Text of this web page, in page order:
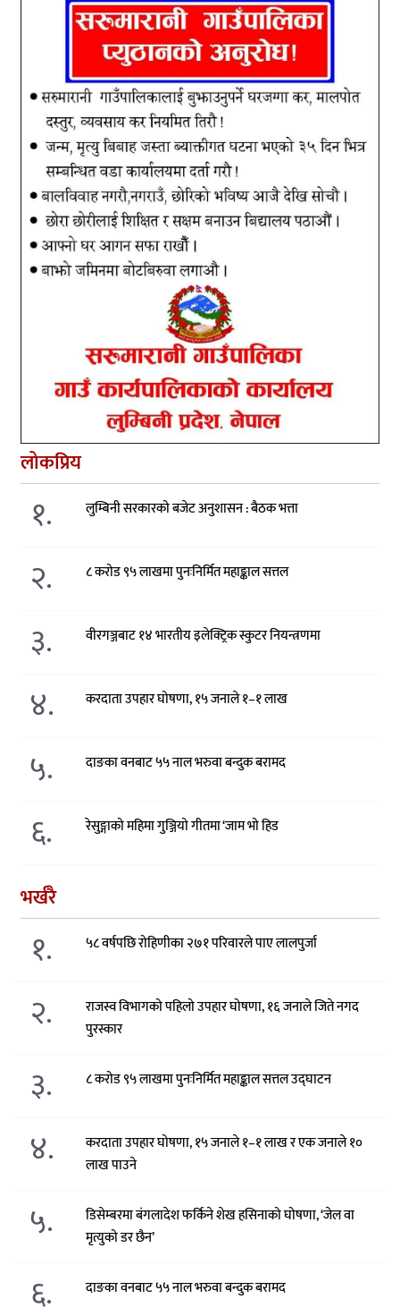
लोकप्रिय
१. लुम्बिनी सरकारको बजेट अनुशासन : बैठक भत्ता
२. ८ करोड ९५ लाखमा पुनःनिर्मित महाङ्काल सत्तल
३. वीरगञ्जबाट १४ भारतीय इलेक्ट्रिक स्कुटर नियन्त्रणमा
४. करदाता उपहार घोषणा, १५ जनाले १–१ लाख
५. दाङका वनबाट ५५ नाल भरुवा बन्दुक बरामद
६. रेसुङ्गाको महिमा गुञ्जियो गीतमा ‘जाम भो हिड
भर्खरै
१. ५८ वर्षपछि रोहिणीका २७१ परिवारले पाए लालपुर्जा
२.
राजस्व विभागको पहिलो उपहार घोषणा, १६ जनाले जिते नगद
पुरस्कार
३. ८ करोड ९५ लाखमा पुनःनिर्मित महाङ्काल सत्तल उद्घाटन
४.
करदाता उपहार घोषणा, १५ जनाले १–१ लाख र एक जनाले १०
लाख पाउने
५.
डिसेम्बरमा बंगलादेश फर्किने शेख हसिनाको घोषणा, ‘जेल वा
मृत्युको डर छैन’
६. दाङका वनबाट ५५ नाल भरुवा बन्दुक बरामद